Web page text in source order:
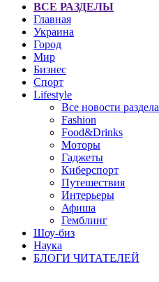
ВСЕ РАЗДЕЛЫ
Главная
Украина
Город
Мир
Бизнес
Спорт
Lifestyle
Все новости раздела
Fashion
Food&Drinks
Моторы
Гаджеты
Киберспорт
Путешествия
Интерьеры
Афиша
Гемблинг
Шоу-биз
Наука
БЛОГИ ЧИТАТЕЛЕЙ